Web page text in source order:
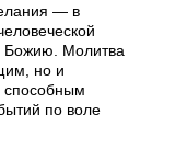
— в
Божию. Молитва
но и
способным
по воле